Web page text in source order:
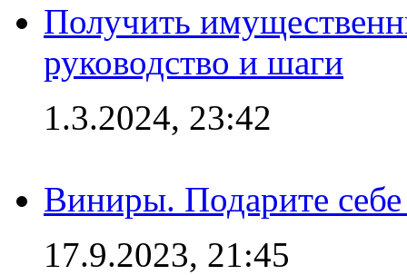
Получить
руководство и шаги
1.3.2024, 23:42
Виниры. Подарите
17.9.2023, 21:45